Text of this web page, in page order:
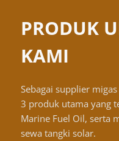
PRODUK
KAMI
Sebagai supplier
3 produk utama yang
Marine Fuel Oil, serta
sewa tangki solar.